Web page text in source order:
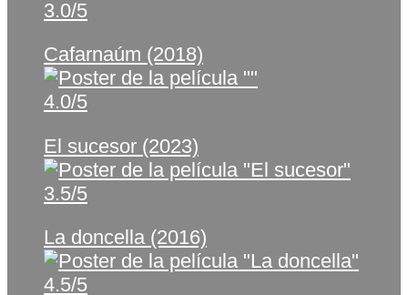
3.0/5
Cafarnaúm (2018)
4.0/5
El sucesor (2023)
3.5/5
La doncella (2016)
4.5/5